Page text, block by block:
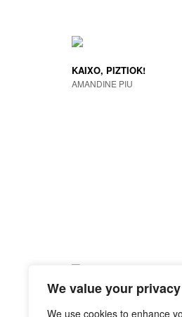
We value your privacy
We use cookies to enhance
KAIXO, PIZTIOK!
AMANDINE PIU
PERU SAGUTXOA
JOE TODD-STANTON